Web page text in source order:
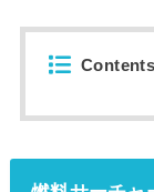
Contents